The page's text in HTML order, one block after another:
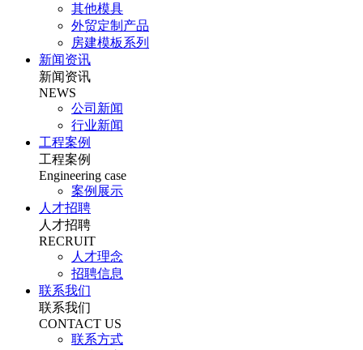
其他模具
外贸定制产品
房建模板系列
新闻资讯
新闻资讯
NEWS
公司新闻
行业新闻
工程案例
工程案例
Engineering case
案例展示
人才招聘
人才招聘
RECRUIT
人才理念
招聘信息
联系我们
联系我们
CONTACT US
联系方式